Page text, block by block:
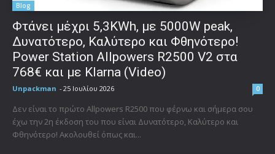
Blog
Φτάνει μέχρι 5,3KWh, με 5000W peak,
Δυνατότερο, Καλύτερο και Φθηνότερο!
Power Station Allpowers R2500 V2 στα
768€ και με Klarna (Video)
Unpackman - 25 Ιουλίου 2026 0
Δεν είναι το πρώτο Allpowers R2500 που φέρνω και σήμερα σου
έχω την 2η έκδοση του που είναι Δυνατότερο, Καλύτερο και
Φθηνότερο! Ακολουθεί όπως και...